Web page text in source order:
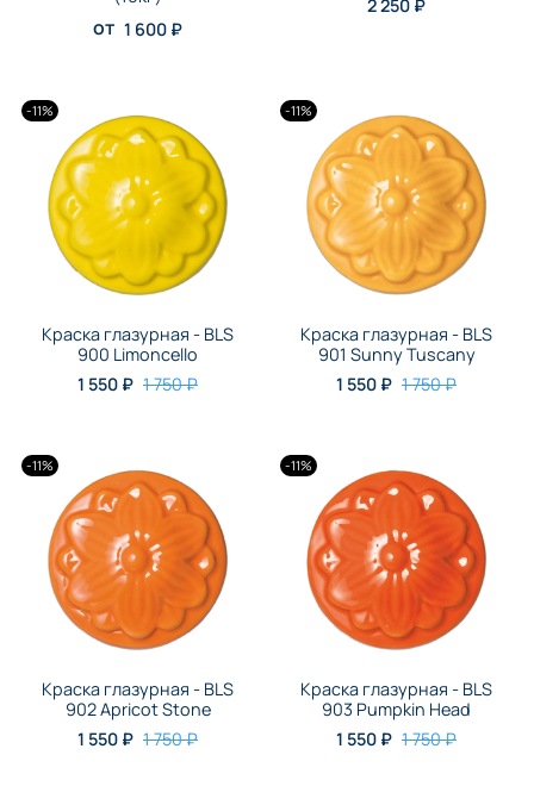
от 1 600 ₽
2 250 ₽
-11%
Краска глазурная - BLS
900 Limoncello
1 550 ₽ 1 750 ₽
-11%
Краска глазурная - BLS
901 Sunny Tuscany
1 550 ₽ 1 750 ₽
-11%
Краска глазурная - BLS
902 Apricot Stone
1 550 ₽ 1 750 ₽
-11%
Краска глазурная - BLS
903 Pumpkin Head
1 550 ₽ 1 750 ₽